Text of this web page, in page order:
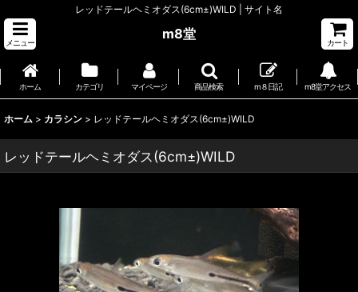
レッドテールヘミオダス(6cm±)WILD | サイト名
メニュー
m8堂
カート
ホーム カテゴリ マイページ 商品検索 m８日記 m8堂アクセス
ホーム > カラシン > レッドテールヘミオダス(6cm±)WILD
レッドテールヘミオダス(6cm±)WILD